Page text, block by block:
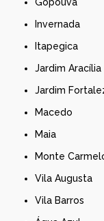
Gopoúva
Invernada
Itapegica
Jardim Aracília
Jardim
Macedo
Maia
Monte
Vila Augusta
Vila Barros